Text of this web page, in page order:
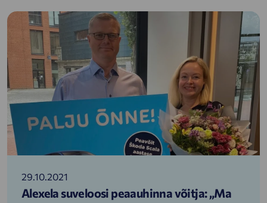
29.10.2021
Alexela suveloosi peaauhinna võitja: „Ma